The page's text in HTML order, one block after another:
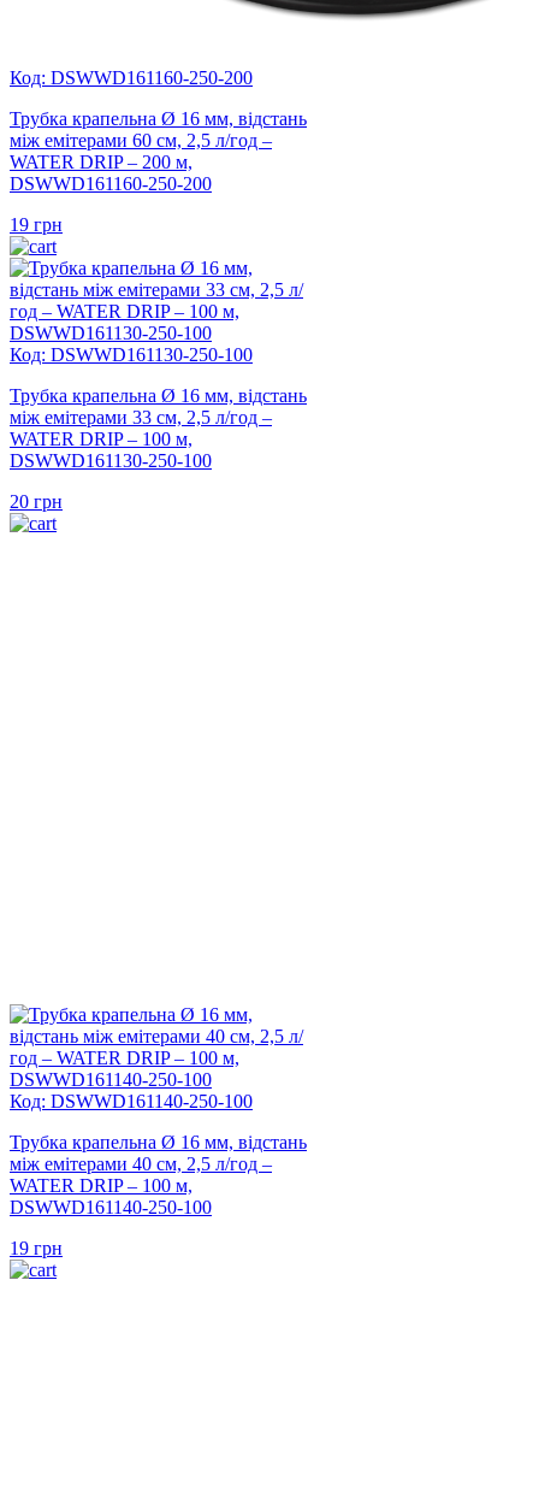
Код: DSWWD161160-250-200
Трубка крапельна Ø 16 мм, відстань
між емітерами 60 см, 2,5 л/год –
WATER DRIP – 200 м,
DSWWD161160-250-200
19 грн
Код: DSWWD161130-250-100
Трубка крапельна Ø 16 мм, відстань
між емітерами 33 см, 2,5 л/год –
WATER DRIP – 100 м,
DSWWD161130-250-100
20 грн
Код: DSWWD161140-250-100
Трубка крапельна Ø 16 мм, відстань
між емітерами 40 см, 2,5 л/год –
WATER DRIP – 100 м,
DSWWD161140-250-100
19 грн